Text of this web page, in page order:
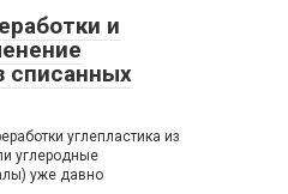
и
списанных
углепластика из
углеродные
уже давно